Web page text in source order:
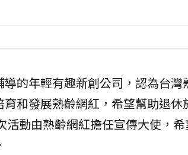
的年輕有趣新創公司，認為台灣
和發展熟齡網紅，希望幫助退休
活動由熟齡網紅擔任宣傳大使，